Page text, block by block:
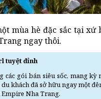
mùa hè đặc sắc tại
ngay thôi.
tuyệt đỉnh
các gói bán siêu sốc, mang
khách đã sở hữu ngay một
Nha Trang.